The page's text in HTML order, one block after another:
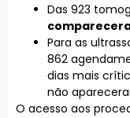
Das 923
Para as
862
dias mais
não
O acesso aos